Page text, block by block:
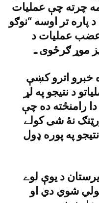
چرته چې عمليات
پاره تر اوسه “نوګو
عضب عمليات د
موړ ګرځوى ـ
خبرو اترو کښې
د نتيجو په لړ
رامنځته ده چې
نۀ شى کولے
په پوره ډول
د يوې لوے
شوي دي او